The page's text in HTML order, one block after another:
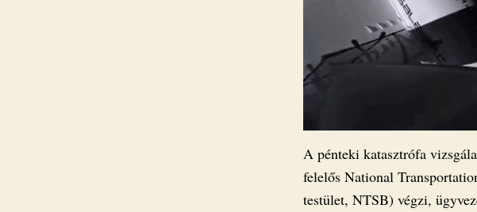
A pénteki katasztrófa
felelős National
testület, NTSB) végzi,